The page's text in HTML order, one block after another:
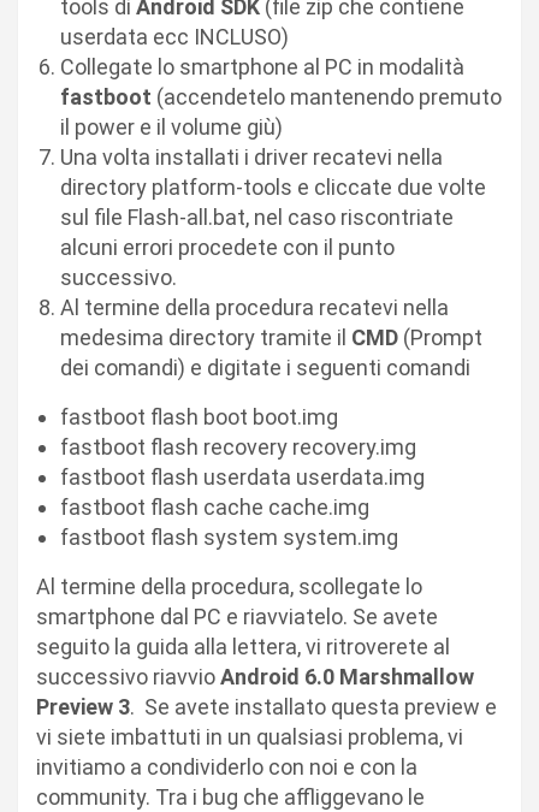
tools di Android SDK (file zip che contiene
userdata ecc INCLUSO)
Collegate lo smartphone al PC in modalità
fastboot (accendetelo mantenendo premuto
il power e il volume giù)
Una volta installati i driver recatevi nella
directory platform-tools e cliccate due volte
sul file Flash-all.bat, nel caso riscontriate
alcuni errori procedete con il punto
successivo.
Al termine della procedura recatevi nella
medesima directory tramite il CMD (Prompt
dei comandi) e digitate i seguenti comandi
fastboot flash boot boot.img
fastboot flash recovery recovery.img
fastboot flash userdata userdata.img
fastboot flash cache cache.img
fastboot flash system system.img
Al termine della procedura, scollegate lo
smartphone dal PC e riavviatelo. Se avete
seguito la guida alla lettera, vi ritroverete al
successivo riavvioAndroid 6.0 Marshmallow
Preview 3. Se avete installato questa preview e
vi siete imbattuti in un qualsiasi problema, vi
invitiamo a condividerlo con noi e con la
community. Tra i bug che affliggevano le